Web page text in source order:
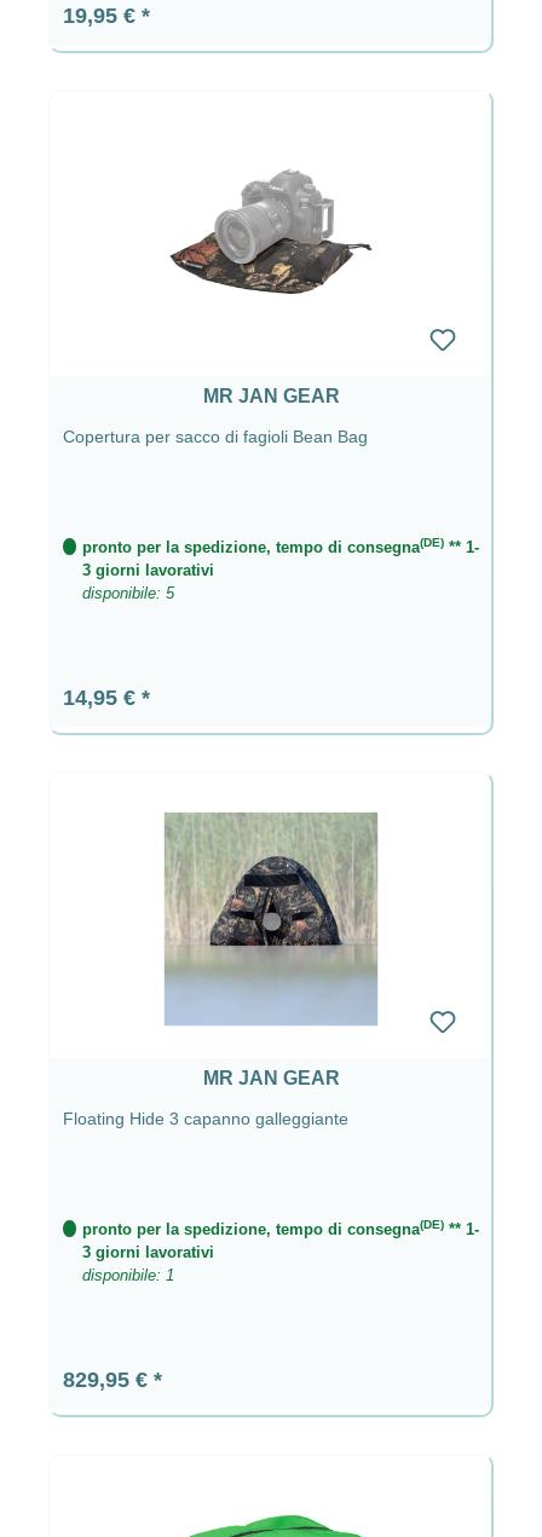
Prezzo normale:
19,95 €
MR JAN GEAR
Copertura per sacco di fagioli Bean Bag
pronto per la spedizione, tempo di consegna(DE)** 1-
3 giorni lavorativi
disponibile: 5
Prezzo normale:
14,95 €
MR JAN GEAR
Floating Hide 3 capanno galleggiante
pronto per la spedizione, tempo di consegna(DE)** 1-
3 giorni lavorativi
disponibile: 1
Prezzo normale:
829,95 €